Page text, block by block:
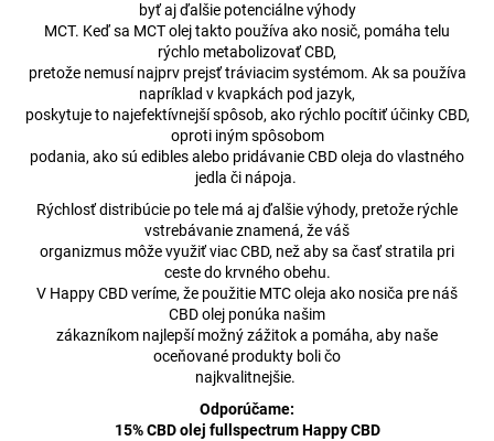
byť aj ďalšie potenciálne výhody
MCT. Keď sa MCT olej takto používa ako nosič, pomáha telu
rýchlo metabolizovať CBD,
pretože nemusí najprv prejsť tráviacim systémom. Ak sa používa
napríklad v kvapkách pod jazyk,
poskytuje to najefektívnejší spôsob, ako rýchlo pocítiť účinky CBD,
oproti iným spôsobom
podania, ako sú edibles alebo pridávanie CBD oleja do vlastného
jedla či nápoja.
Rýchlosť distribúcie po tele má aj ďalšie výhody, pretože rýchle
vstrebávanie znamená, že váš
organizmus môže využiť viac CBD, než aby sa časť stratila pri
ceste do krvného obehu.
V Happy CBD veríme, že použitie MTC oleja ako nosiča pre náš
CBD olej ponúka našim
zákazníkom najlepší možný zážitok a pomáha, aby naše
oceňované produkty boli čo
najkvalitnejšie.
Odporúčame:
15% CBD olej fullspectrum Happy CBD